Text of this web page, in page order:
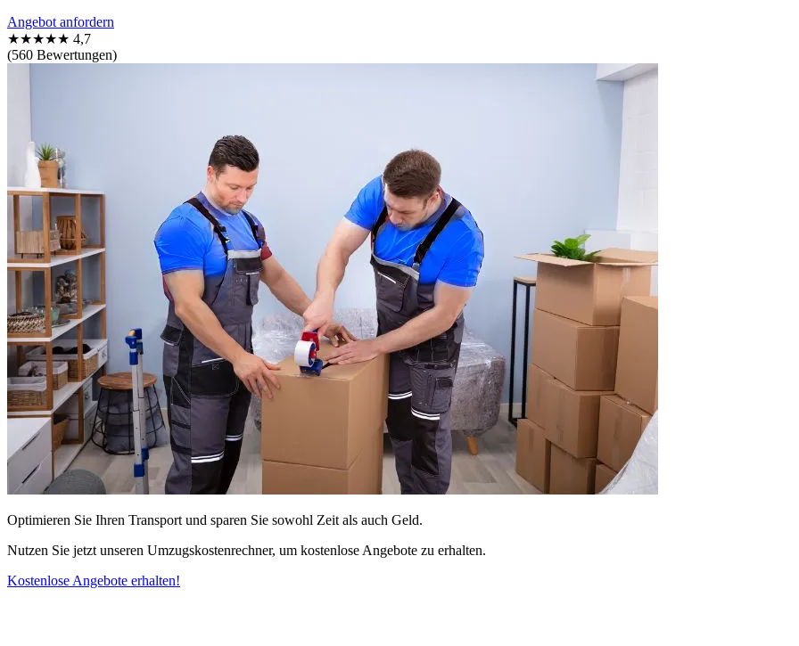
Angebot anfordern
★★★★★ 4,7
(560 Bewertungen)
Optimieren Sie Ihren Transport und sparen Sie sowohl Zeit als auch Geld.
Nutzen Sie jetzt unseren Umzugskostenrechner, um kostenlose Angebote zu erhalten.
Kostenlose Angebote erhalten!